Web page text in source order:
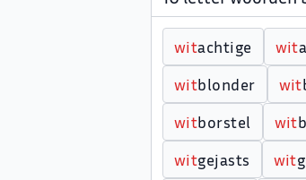
witachtige wit
witblonder wit
witborstel wit
witgejasts wit